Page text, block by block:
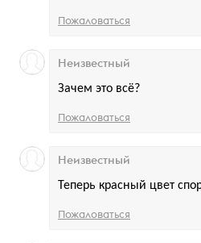
Пожаловаться
Зачем это всё?
Неизвестный
Пожаловаться
Теперь красный цвет
Неизвестный
Пожаловаться